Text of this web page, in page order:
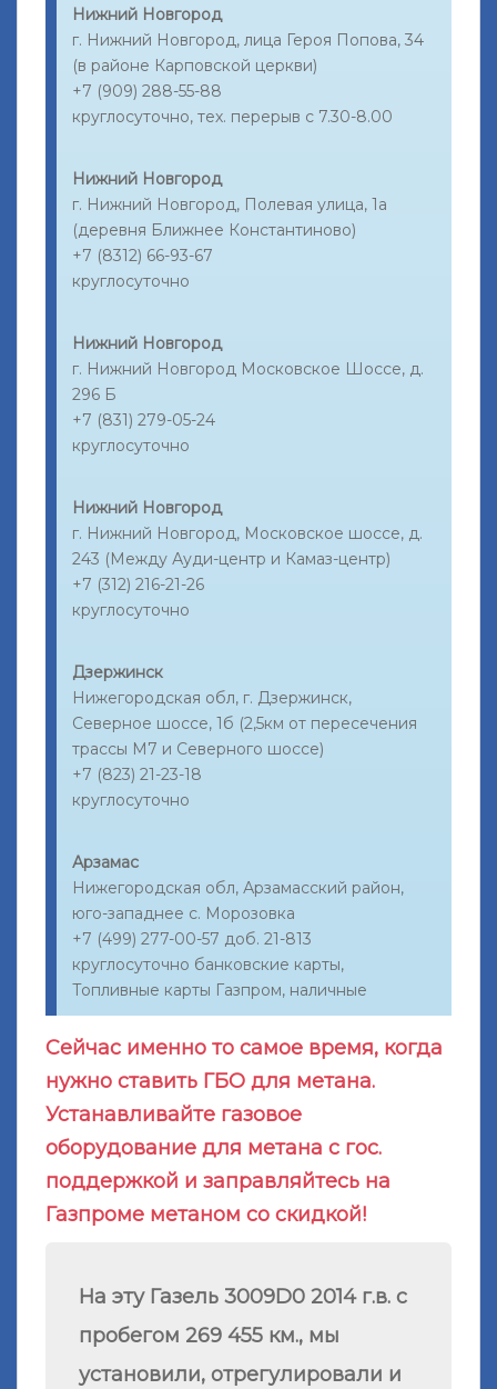
Нижний Новгород
г. Нижний Новгород, лица Героя Попова, 34
(в районе Карповской церкви)
+7 (909) 288-55-88
круглосуточно, тех. перерыв с 7.30-8.00
Нижний Новгород
г. Нижний Новгород, Полевая улица, 1а
(деревня Ближнее Константиново)
+7 (8312) 66-93-67
круглосуточно
Нижний Новгород
г. Нижний Новгород Московское Шоссе, д.
296 Б
+7 (831) 279-05-24
круглосуточно
Нижний Новгород
г. Нижний Новгород, Московское шоссе, д.
243 (Между Ауди-центр и Камаз-центр)
+7 (312) 216-21-26
круглосуточно
Дзержинск
Нижегородская обл, г. Дзержинск,
Северное шоссе, 1б (2,5км от пересечения
трассы М7 и Северного шоссе)
+7 (823) 21-23-18
круглосуточно
Арзамас
Нижегородская обл, Арзамасский район,
юго-западнее с. Морозовка
+7 (499) 277-00-57 доб. 21-813
круглосуточно банковские карты,
Топливные карты Газпром, наличные
Сейчас именно то самое время, когда
нужно ставить ГБО для метана.
Устанавливайте газовое
оборудование для метана с гос.
поддержкой и заправляйтесь на
Газпроме метаном со скидкой!
На эту Газель 3009D0 2014 г.в. с
пробегом 269 455 км., мы
установили, отрегулировали и